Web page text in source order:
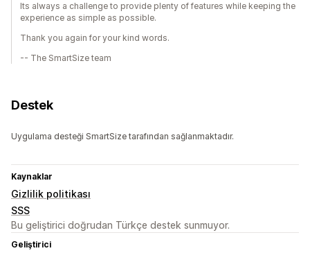
Its always a challenge to provide plenty of features while keeping the
experience as simple as possible.
Thank you again for your kind words.
-- The SmartSize team
Destek
Uygulama desteği SmartSize tarafından sağlanmaktadır.
Kaynaklar
Gizlilik politikası
SSS
Bu geliştirici doğrudan Türkçe destek sunmuyor.
Geliştirici